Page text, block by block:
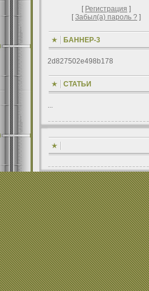
[ Регистрация ]
[Забыл(а) пароль ? ]
БАННЕР-3
2d827502e498b178
СТАТЬИ
...